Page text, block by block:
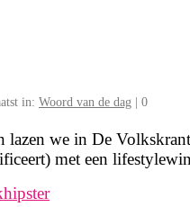
in: Woord van de dag 0
lazen we in De
met een